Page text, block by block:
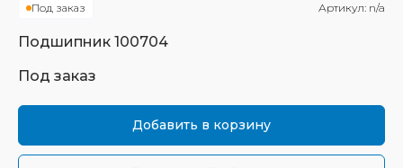
Под заказ Артикул: n/a
Подшипник 100704
Под заказ
Добавить в корзину